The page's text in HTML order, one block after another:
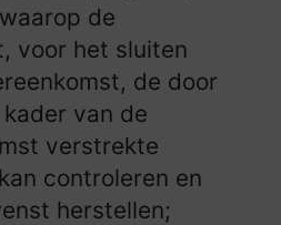
de
voor het sluiten
de door
van de
verstrekte
controleren en
herstellen;